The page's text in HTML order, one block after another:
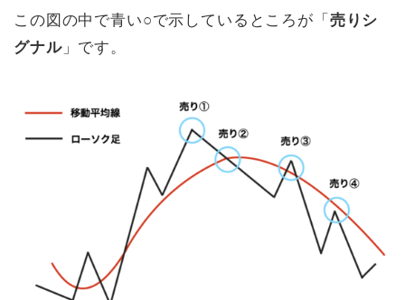
この図の中で青い○で示しているところが「 売りシ
グナル」です。